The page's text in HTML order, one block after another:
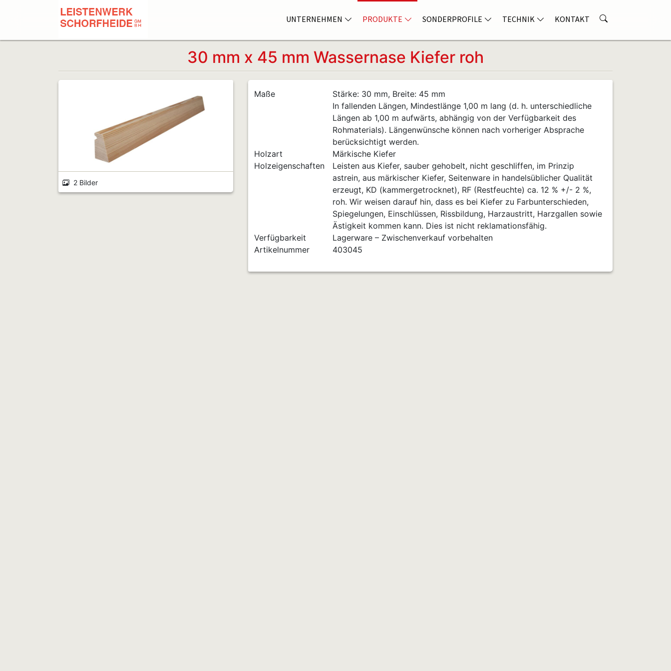
UNTERNEHMEN PRODUKTE SONDERPROFILE TECHNIK KONTAKT
30 mm x 45 mm Wassernase Kiefer roh
2 Bilder
Maße
Stärke: 30 mm, Breite: 45 mm
In fallenden Längen, Mindestlänge 1,00 m lang (d. h. unterschiedliche
Längen ab 1,00 m aufwärts, abhängig von der Verfügbarkeit des
Rohmaterials). Längenwünsche können nach vorheriger Absprache
berücksichtigt werden.
Holzart
Märkische Kiefer
Holzeigenschaften
Leisten aus Kiefer, sauber gehobelt, nicht geschliffen, im Prinzip
astrein, aus märkischer Kiefer, Seitenware in handelsüblicher Qualität
erzeugt, KD (kammergetrocknet), RF (Restfeuchte) ca. 12 % +/- 2 %,
roh. Wir weisen darauf hin, dass es bei Kiefer zu Farbunterschieden,
Spiegelungen, Einschlüssen, Rissbildung, Harzaustritt, Harzgallen sowie
Ästigkeit kommen kann. Dies ist nicht reklamationsfähig.
Verfügbarkeit
Lagerware – Zwischenverkauf vorbehalten
Artikelnummer
403045